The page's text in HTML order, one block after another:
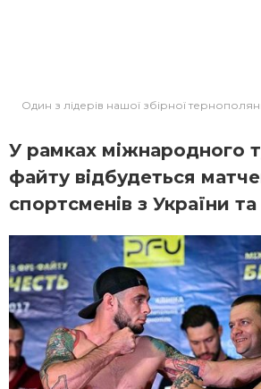
Один з лідерів нашої збірної
У рамках міжнародного
файту відбудеться
спортсменів з України